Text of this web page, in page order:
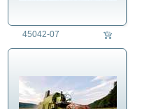
45042-07